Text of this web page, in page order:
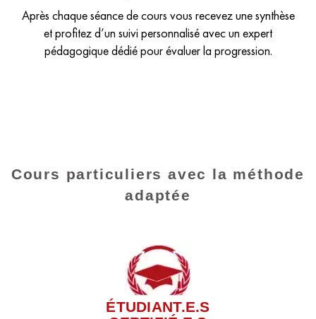
Après chaque séance de cours vous recevez une synthèse
et profitez d’un suivi personnalisé avec un expert
pédagogique dédié pour évaluer la progression.
Cours particuliers avec la méthode
adaptée
ÉTUDIANT.E.S